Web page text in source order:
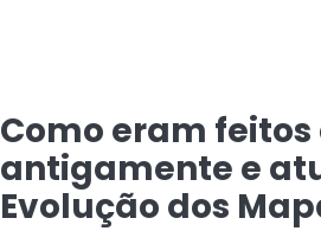
Como eram
antigamente e
Evolução dos